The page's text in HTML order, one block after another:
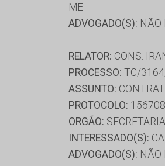
ME
ADVOGADO(S): NÃO
RELATOR: CONS.
PROCESSO: TC/
ASSUNTO:
PROTOCOLO:
ORGÃO:
INTERESSADO(S):
ADVOGADO(S): NÃO